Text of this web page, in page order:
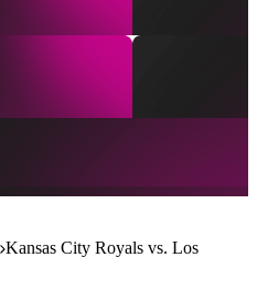
Kansas City Royals vs. Los